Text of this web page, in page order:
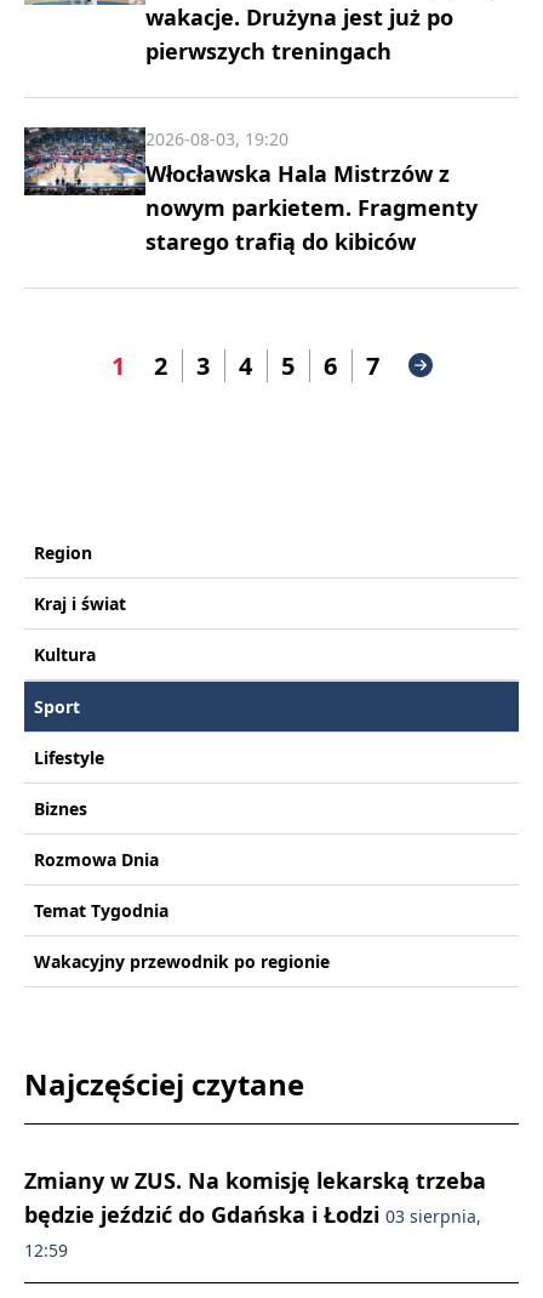
wakacje. Drużyna jest już po
pierwszych treningach
Włocławska Hala Mistrzów z
nowym parkietem. Fragmenty
starego trafią do kibiców
2026-08-03, 19:20
1 2 3 4 5 6 7
Region
Kraj i świat
Kultura
Sport
Lifestyle
Biznes
Rozmowa Dnia
Temat Tygodnia
Wakacyjny przewodnik po regionie
Najczęściej czytane
Zmiany w ZUS. Na komisję lekarską trzeba
będzie jeździć do Gdańska i Łodzi 03 sierpnia,
12:59